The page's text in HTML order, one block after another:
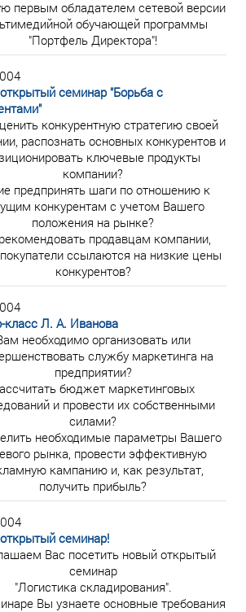
первым обладателем сетевой версии
обучающей программы
"Портфель Директора"!
семинар "Борьба с
конкурентную стратегию своей
распознать основных конкурентов и
ключевые продукты
компании?
предпринять шаги по отношению к
конкурентам с учетом Вашего
положения на рынке?
продавцам компании,
ссылаются на низкие цены
конкурентов?
класс Л. А. Иванова
необходимо организовать или
службу маркетинга на
предприятии?
бюджет маркетинговых
и провести их собственными
силами?
необходимые параметры Вашего
рынка, провести эффективную
кампанию и, как результат,
получить прибыль?
семинар!
Вас посетить новый открытый
семинар
"Логистика складирования".
Вы узнаете основные требования